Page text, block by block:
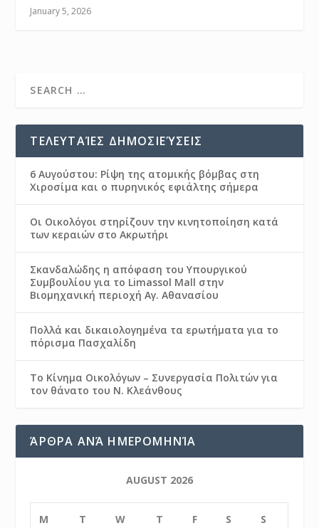
January 5, 2026
ΤΕΛΕΥΤΑΊΕΣ ΔΗΜΟΣΙΕΎΣΕΙΣ
6 Αυγούστου: Ρίψη της ατομικής βόμβας στη
Χιροσίμα και ο πυρηνικός εφιάλτης σήμερα
Οι Οικολόγοι στηρίζουν την κινητοποίηση κατά
των κεραιών στο Ακρωτήρι
Σκανδαλώδης η απόφαση του Υπουργικού
Συμβουλίου για το Limassol Mall στην
Βιομηχανική περιοχή Αγ. Αθανασίου
Πολλά και δικαιολογημένα τα ερωτήματα για το
πόρισμα Πασχαλίδη
Το Κίνημα Οικολόγων – Συνεργασία Πολιτών για
τον θάνατο του Ν. Κλεάνθους
ΆΡΘΡΑ ΑΝΆ ΗΜΕΡΟΜΗΝΊΑ
AUGUST 2026
M T W T F S S